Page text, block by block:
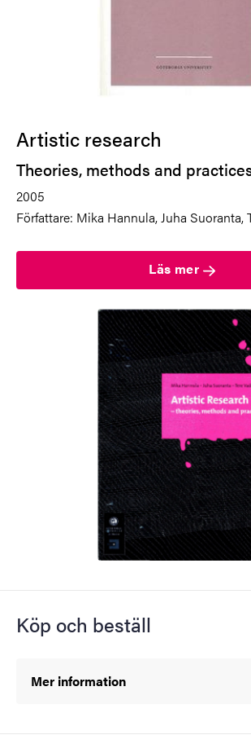
Artistic research
Theories, methods and
2005
Författare: Mika Hannula, Juha Suoranta,
Läs mer
Köp och beställ
Mer information